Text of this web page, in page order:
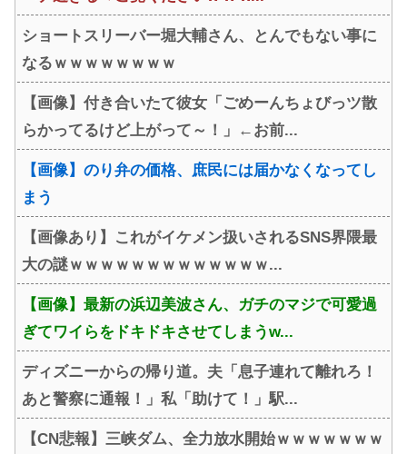
ショートスリーバー堀大輔さん、とんでもない事に
なるｗｗｗｗｗｗｗｗ
【画像】付き合いたて彼女「ごめーんちょびっツ散
らかってるけど上がって～！」←お前...
【画像】のり弁の価格、庶民には届かなくなってし
まう
【画像あり】これがイケメン扱いされるSNS界隈最
大の謎ｗｗｗｗｗｗｗｗｗｗｗｗｗ...
【画像】最新の浜辺美波さん、ガチのマジで可愛過
ぎてワイらをドキドキさせてしまうw...
ディズニーからの帰り道。夫「息子連れて離れろ！
あと警察に通報！」私「助けて！」駅...
【CN悲報】三峡ダム、全力放水開始ｗｗｗｗｗｗｗ